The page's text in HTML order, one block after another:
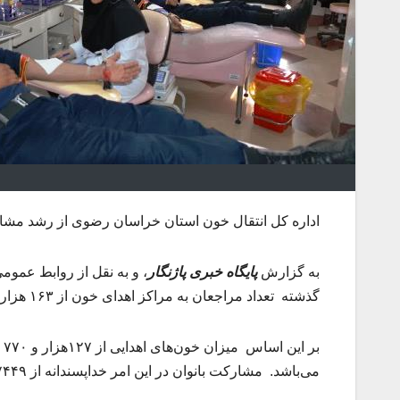
اداره کل انتقال خون استان خراسان رضوی از رشد مشارکت مردم
به گزارشپایگاه خبری پاژنگار ، و به نقل از روابط
گذشته تعداد مراجعان به مراکز اهدای خون از ۱۶۳ هزار و ۶۰ نفر به ۱۶۳ هزار و ۶۷۷ نفر افزایش یافته است.
می‌باشد. مشارکت بانوان در این امر خداپسندانه از ۷۴۴۹ به ۸۰۶۰ نفربا رشد ۸ ممیز ۲۰ درصدی همراه بوده است.